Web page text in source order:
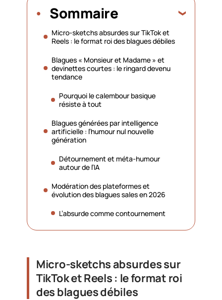
Sommaire
Micro-sketchs absurdes sur TikTok et
Reels : le format roi des blagues débiles
Blagues « Monsieur et Madame » et
devinettes courtes : le ringard devenu
tendance
Pourquoi le calembour basique
résiste à tout
Blagues générées par intelligence
artificielle : l’humour nul nouvelle
génération
Détournement et méta-humour
autour de l’IA
Modération des plateformes et
évolution des blagues sales en 2026
L’absurde comme contournement
Micro-sketchs absurdes sur
TikTok et Reels : le format roi
des blagues débiles